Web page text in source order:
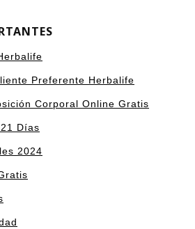
Preferente Herbalife
Corporal Online Gratis
Días
2024